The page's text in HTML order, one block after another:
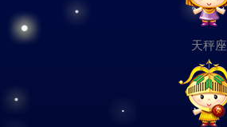
天秤座